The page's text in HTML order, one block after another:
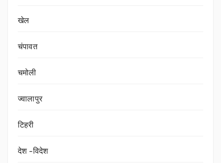
खेल
चंपावत
चमोली
ज्वालापुर
टिहरी
देश -विदेश